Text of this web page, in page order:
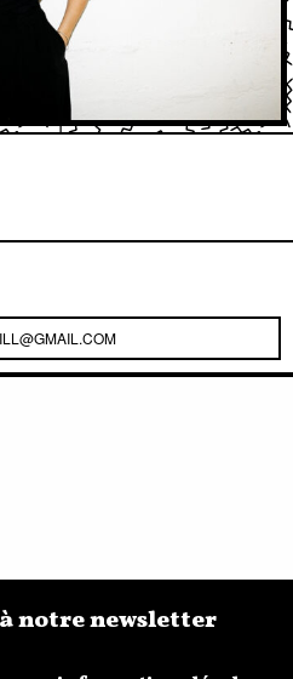
notre newsletter